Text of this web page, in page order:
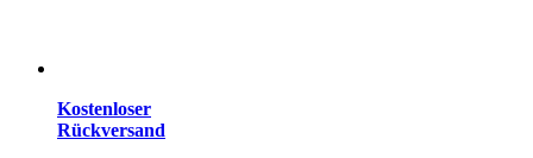
Kostenloser
Rückversand